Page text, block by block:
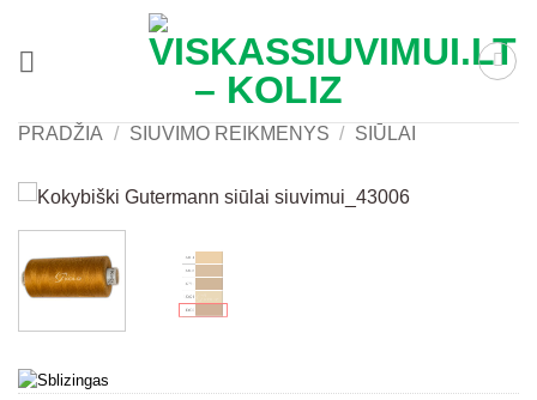
content
PRADŽIA / SIUVIMO REIKMENYS / SIŪLAI